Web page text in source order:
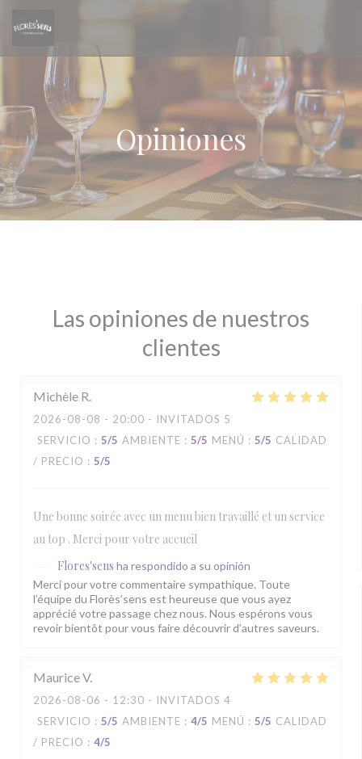
Opiniones
Las opiniones de nuestros
clientes
Michèle R
2026-08-08 - 20:00 - INVITADOS 5
SERVICIO : 5/5 AMBIENTE : 5/5 MENÚ : 5/5 CALIDAD
/ PRECIO : 5/5
Une bonne soirée avec un menu bien travaillé et un service
au top . Merci pour votre accueil
Flores'sens ha respondido a su opinión
Merci pour votre commentaire sympathique. Toute
l’équipe du Florès’sens est heureuse que vous ayez
apprécié votre passage chez nous. Nous espérons vous
revoir bientôt pour vous faire découvrir d’autres saveurs.
MauriceV
2026-08-06 - 12:30 - INVITADOS 4
SERVICIO : 5/5 AMBIENTE : 4/5 MENÚ : 5/5 CALIDAD
/ PRECIO : 4/5